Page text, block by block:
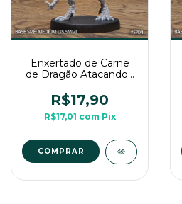
Enxertado de Carne
de Dragão Atacando -
3D Média Para RPG
de Mesa
R$17,90
R$17,01 com Pix
COMPRAR